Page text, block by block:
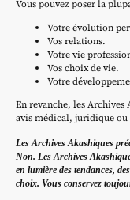
Vous pouvez poser la
Votre évolution
Vos relations.
Votre vie
Vos choix de vie.
Votre
En revanche, les Archives
avis médical, juridique ou
Les Archives Akashiques
Non. Les Archives
en lumière des tendances,
choix. Vous conservez